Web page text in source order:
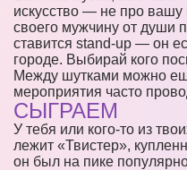
искусство — не про вашу
своего мужчину от души
ставится stand-up — он
городе. Выбирай кого
Между шутками можно
мероприятия часто
СЫГРАЕМ
У тебя или кого-то из
лежит «Твистер»,
он был на пике